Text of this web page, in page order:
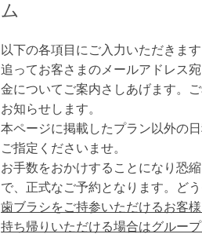
ム
以下の各項目にご入力いただきま
追ってお客さまのメールアドレス
金についてご案内さしあげます。
お知らせします。
本ページに掲載したプラン以外の
ご指定くださいませ。
お手数をおかけすることになり恐
で、 正式なご予約となります。ど
歯ブラシをご持参いただけるお客
持ち帰りいただける場合はグルー